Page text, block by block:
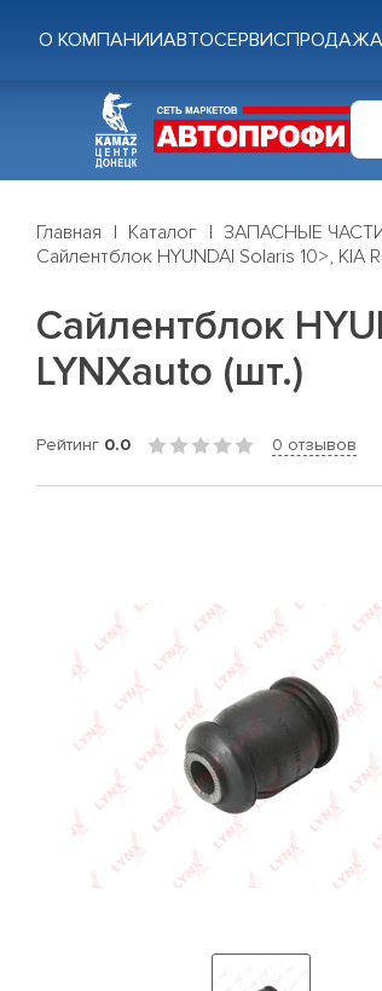
О КОМПАНИИАВТОСЕРВИС
Главная Каталог ЗАПАСНЫЕ
Сайлентблок HYUNDAI Solaris 10>, KIA
Сайлентблок
LYNXauto (шт.)
Рейтинг 0.0 0 отзывов